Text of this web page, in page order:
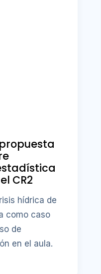
CR2
hídrica de
como caso
de
en el aula.